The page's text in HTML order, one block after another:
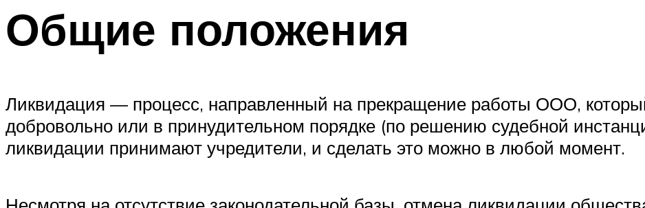
Общие положения
Ликвидация — процесс, направленный на прекращение работы ООО,
добровольно или в принудительном порядке (по решению судебной
ликвидации принимают учредители, и сделать это можно в любой момент.